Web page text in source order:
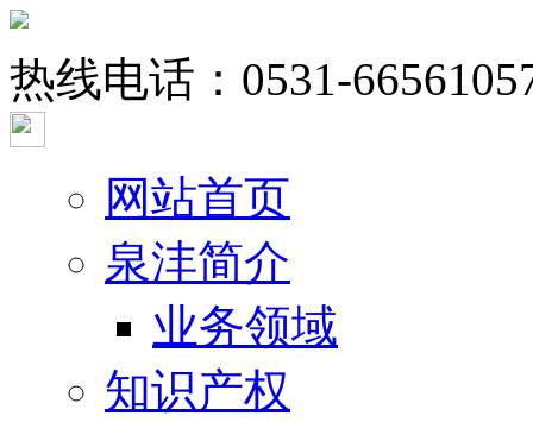
热线电话： 0531-
网站首页
泉沣简介
业务领域
知识产权